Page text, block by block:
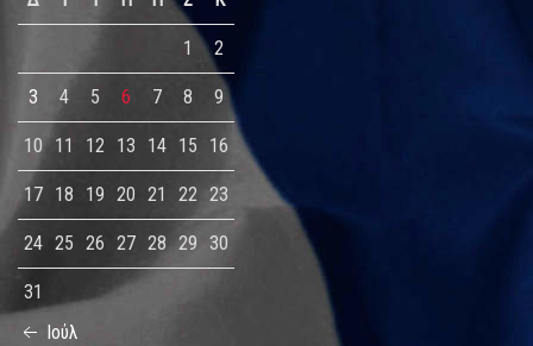
1 2
3 4 5 6 7 8 9
10 11 12 13 14 15 16
17 18 19 20 21 22 23
24 25 26 27 28 29 30
31
Ιούλ